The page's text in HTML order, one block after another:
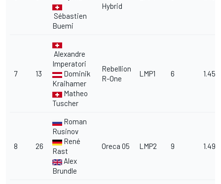
Sébastien
Buemi
Hybrid
7 13
Alexandre
Imperatori
Dominik
Kraihamer
Matheo
Tuscher
Rebellion
R-One
LMP1 6
8 26
Roman
Rusinov
René
Rast
Alex
Brundle
Oreca 05 LMP2 9